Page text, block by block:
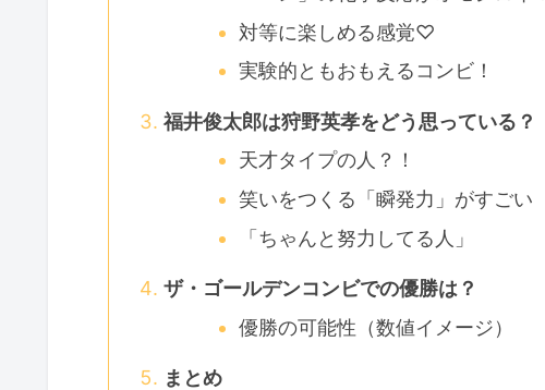
対等に楽しめる感覚♡
実験的ともおもえるコンビ！
福井俊太郎は狩野英孝をどう思っている？
天才タイプの人？！
笑いをつくる「瞬発力」がすごい
「ちゃんと努力してる人」
ザ・ゴールデンコンビでの優勝は？
優勝の可能性（数値イメージ）
まとめ